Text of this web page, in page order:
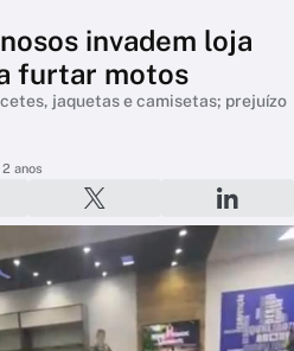
invadem loja
furtar motos
jaquetas e camisetas; prejuízo
2 anos